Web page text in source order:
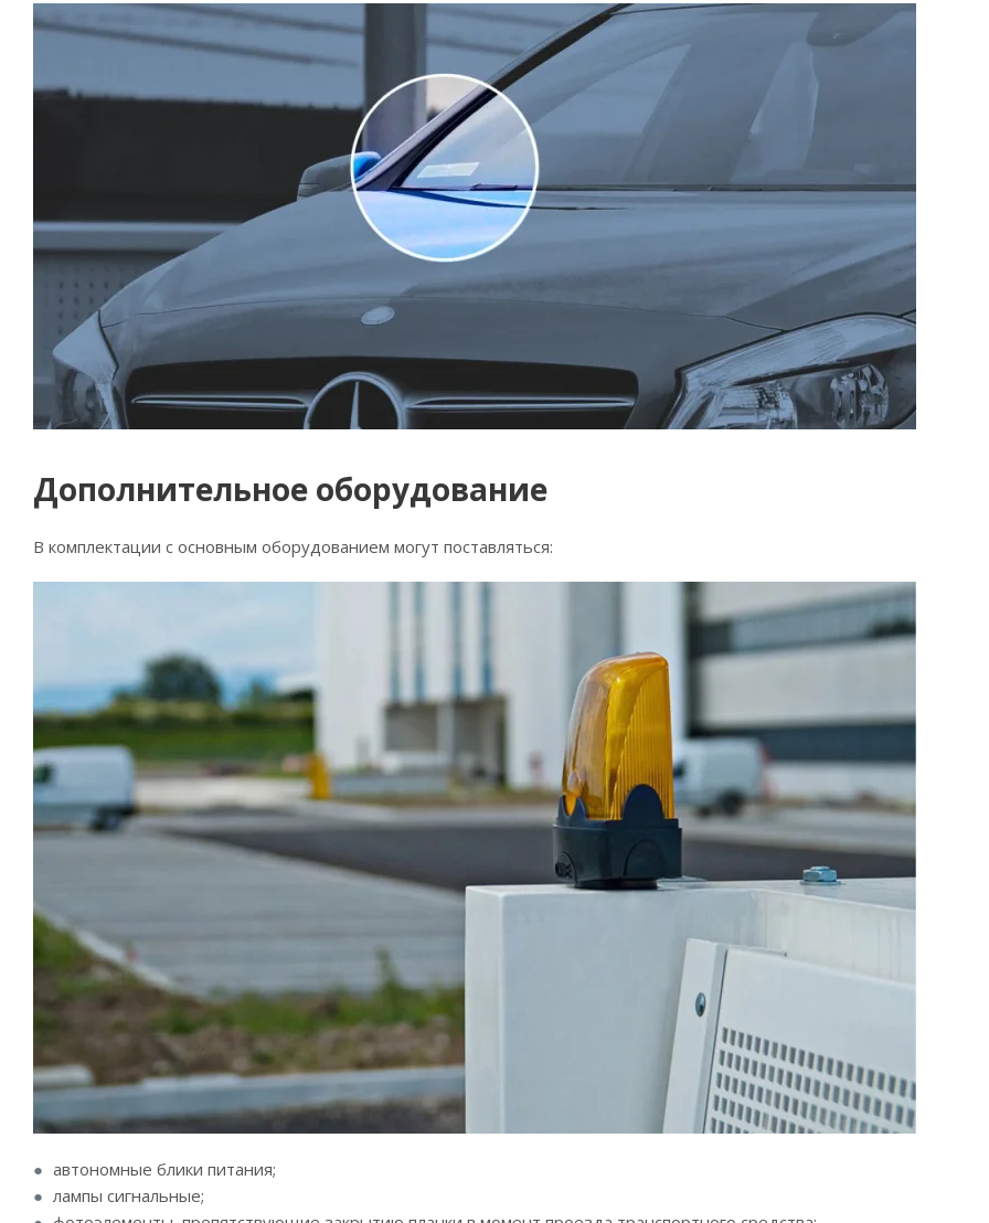
Дополнительное оборудование
В комплектации с основным оборудованием могут поставляться:
автономные блики питания;
лампы сигнальные;